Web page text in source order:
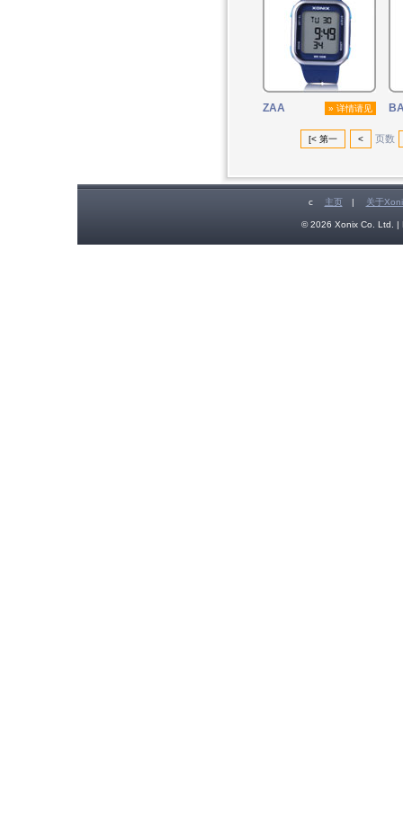
ZAA » 详情请见
[< 第一 < 页数
c 主页 | 关于
© 2026 Xonix Co. Ltd. |